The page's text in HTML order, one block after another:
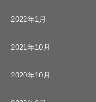
2022年1月
2021年10月
2020年10月